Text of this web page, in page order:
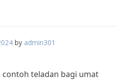
by admin301
contoh teladan bagi umat